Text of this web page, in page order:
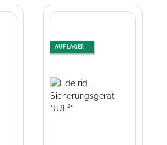
AUF LAGER